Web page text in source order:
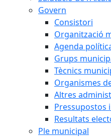
Govern
Consistori
Organització
Agenda
Grups
Tècnics
Organismes
Altres
Pressupostos
Resultats
Ple municipal